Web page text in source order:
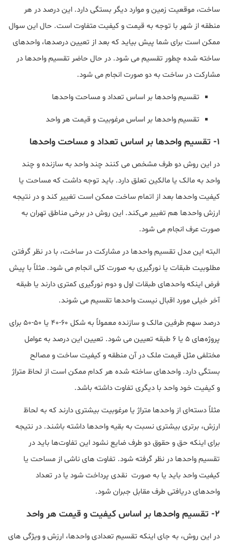
ساخت، موقعیت زمین و موارد دیگر بستگی دارد. این درصد در هر
منطقه از شهر با توجه به قیمت و کیفیت متفاوت است. حال این سوال
ممکن است برای شما پیش بیاید که بعد از تعیین درصدها، واحدهای
ساخته شده چطور تقسیم می شود. در حال حاضر تقسیم واحدها در
مشارکت در ساخت به دو صورت انجام می شود.
تقسیم واحدها بر اساس تعداد و مساحت واحدها
تقسیم واحدها بر اساس مرغوبیت و قیمت هر واحد
1- تقسیم واحدها بر اساس تعداد و مساحت واحدها
در این روش دو طرف مشخص می کنند چند واحد به سازنده و چند
واحد به مالک یا مالکین تعلق دارد. باید توجه داشت که مساحت یا
کیفیت واحد‌ها بعد از اتمام ساخت ممکن است تغییر کند و در نتیجه
ارزش واحدها هم تغییر می‌کند. این روش در برخی مناطق تهران به
صورت عرف انجام می شود.
البته این مدل تقسیم واحدها در مشارکت در ساخت، با در نظر گرفتن
مطلوبیت طبقات یا نورگیری به صورت کلی انجام می شود. مثلاً با پیش
فرض اینکه واحدهای طبقات اول و دوم نورگیری کمتری دارند یا طبقه
آخر خیلی مورد اقبال نیست واحدها تقسیم می شوند.
درصد سهم طرفین مالک و سازنده معمولاً به شکل 60-40 یا 50-50 برای
پروژه‌های 5 یا 6 طبقه تعیین می شود. تعیین این درصد به عوامل
مختلفی مثل قیمت ملک در آن منطقه و کیفیت ساخت و مصالح
بستگی دارد. واحدهای ساخته شده هر کدام ممکن است از لحاظ متراژ
و کیفیت خود واحد با دیگری تفاوت داشته باشد.
مثلاً دسته‌ای از واحدها متراژ یا مرغوبیت بیشتری دارند که به لحاظ
ارزش، برتری بیشتری نسبت به بقیه واحدها داشته باشند. در نتیجه
برای اینکه حق و حقوق دو طرف ضایع نشود این تفاوت‌ها باید در
تقسیم واحدها در نظر گرفته شود. تفاوت های ناشی از مساحت یا
کیفیت واحد باید یا به صورت نقدی پرداخت شود یا در تعداد
واحدهای دریافتی طرف مقابل جبران شود.
2- تقسیم واحدها بر اساس کیفیت و قیمت هر واحد
در این روش، به جای اینکه تقسیم تعدادی واحدها، ارزش و ویژگی های